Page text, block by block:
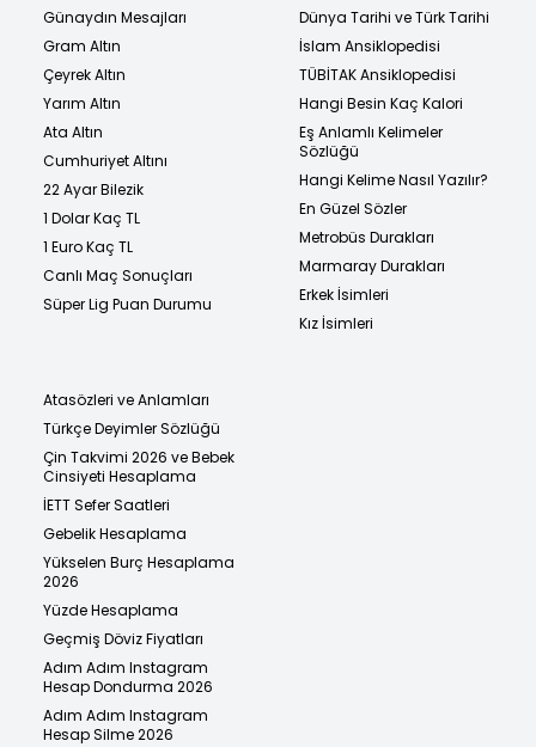
Günaydın Mesajları
Gram Altın
Çeyrek Altın
Yarım Altın
Ata Altın
Cumhuriyet Altını
22 Ayar Bilezik
1 Dolar Kaç TL
1 Euro Kaç TL
Canlı Maç Sonuçları
Süper Lig Puan Durumu
Dünya Tarihi ve Türk Tarihi
İslam Ansiklopedisi
TÜBİTAK Ansiklopedisi
Hangi Besin Kaç Kalori
Eş Anlamlı Kelimeler
Sözlüğü
Hangi Kelime Nasıl Yazılır?
En Güzel Sözler
Metrobüs Durakları
Marmaray Durakları
Erkek İsimleri
Kız İsimleri
Atasözleri ve Anlamları
Türkçe Deyimler Sözlüğü
Çin Takvimi 2026 ve Bebek
Cinsiyeti Hesaplama
İETT Sefer Saatleri
Gebelik Hesaplama
Yükselen Burç Hesaplama
2026
Yüzde Hesaplama
Geçmiş Döviz Fiyatları
Adım Adım Instagram
Hesap Dondurma 2026
Adım Adım Instagram
Hesap Silme 2026